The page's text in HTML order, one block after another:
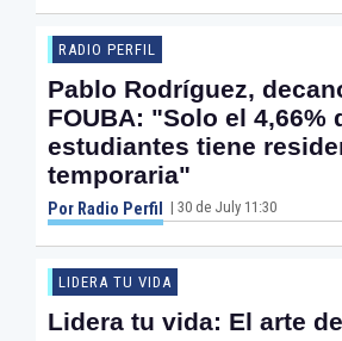
RADIO PERFIL
Pablo Rodríguez,
FOUBA: "Solo el 4,66%
estudiantes tiene
temporaria"
Por Radio Perfil | 30 de July 11:30
LIDERA TU VIDA
Lidera tu vida: El arte